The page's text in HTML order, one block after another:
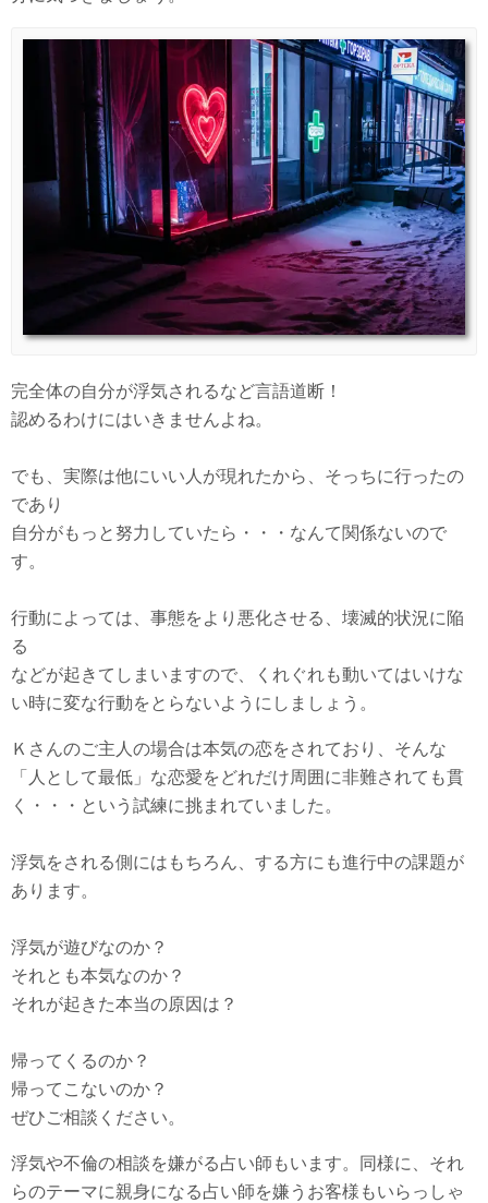
完全体の自分が浮気されるなど言語道断！
認めるわけにはいきませんよね。
でも、実際は他にいい人が現れたから、そっちに行ったの
であり
自分がもっと努力していたら・・・なんて関係ないので
す。
行動によっては、事態をより悪化させる、壊滅的状況に陥
る
などが起きてしまいますので、くれぐれも動いてはいけな
い時に変な行動をとらないようにしましょう。
Ｋさんのご主人の場合は本気の恋をされており、そんな
「人として最低」な恋愛をどれだけ周囲に非難されても貫
く・・・という試練に挑まれていました。
浮気をされる側にはもちろん、する方にも進行中の課題が
あります。
浮気が遊びなのか？
それとも本気なのか？
それが起きた本当の原因は？
帰ってくるのか？
帰ってこないのか？
ぜひご相談ください。
浮気や不倫の相談を嫌がる占い師もいます。同様に、それ
らのテーマに親身になる占い師を嫌うお客様もいらっしゃ